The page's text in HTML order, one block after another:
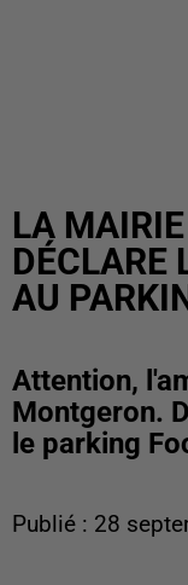
LA
DÉCLARE
AU
Attention,
Montgeron.
le parking
Publié : 28